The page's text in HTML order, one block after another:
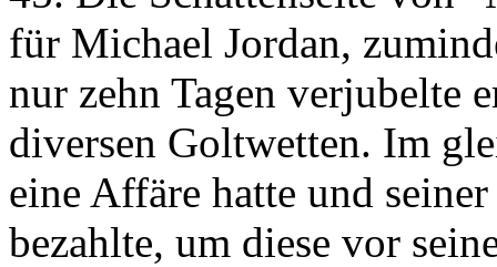
für Michael Jordan,
nur zehn Tagen verjubelte
diversen Goltwetten. Im
eine Affäre hatte und
bezahlte, um diese vor